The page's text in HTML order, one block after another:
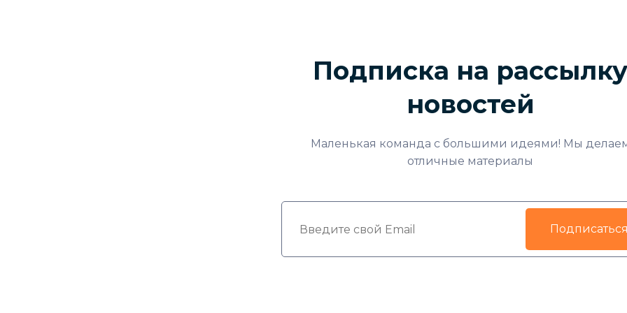
Подписка на рассылку
новостей
Маленькая команда с большими идеями! Мы
отличные материалы
Подписаться